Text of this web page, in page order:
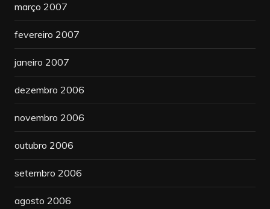
março 2007
fevereiro 2007
janeiro 2007
dezembro 2006
novembro 2006
outubro 2006
setembro 2006
agosto 2006